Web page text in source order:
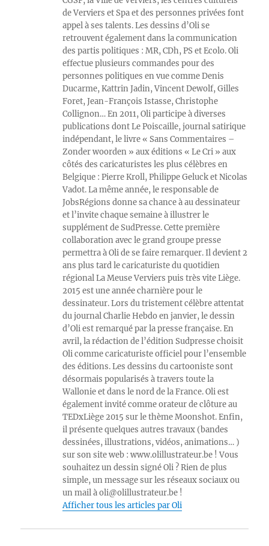
de Verviers et Spa et des personnes privées font
appel à ses talents. Les dessins d’Oli se
retrouvent également dans la communication
des partis politiques : MR, CDh, PS et Ecolo. Oli
effectue plusieurs commandes pour des
personnes politiques en vue comme Denis
Ducarme, Kattrin Jadin, Vincent Dewolf, Gilles
Foret, Jean-François Istasse, Christophe
Collignon… En 2011, Oli participe à diverses
publications dont Le Poiscaille, journal satirique
indépendant, le livre « Sans Commentaires –
Zonder woorden » aux éditions « Le Cri » aux
côtés des caricaturistes les plus célèbres en
Belgique : Pierre Kroll, Philippe Geluck et Nicolas
Vadot. La même année, le responsable de
JobsRégions donne sa chance à au dessinateur
et l’invite chaque semaine à illustrer le
supplément de SudPresse. Cette première
collaboration avec le grand groupe presse
permettra à Oli de se faire remarquer. Il devient 2
ans plus tard le caricaturiste du quotidien
régional La Meuse Verviers puis très vite Liège.
2015 est une année charnière pour le
dessinateur. Lors du tristement célèbre attentat
du journal Charlie Hebdo en janvier, le dessin
d’Oli est remarqué par la presse française. En
avril, la rédaction de l’édition Sudpresse choisit
Oli comme caricaturiste officiel pour l’ensemble
des éditions. Les dessins du cartooniste sont
désormais popularisés à travers toute la
Wallonie et dans le nord de la France. Oli est
également invité comme orateur de clôture au
TEDxLiège 2015 sur le thème Moonshot. Enfin,
il présente quelques autres travaux (bandes
dessinées, illustrations, vidéos, animations… )
sur son site web : www.olillustrateur.be ! Vous
souhaitez un dessin signé Oli ? Rien de plus
simple, un message sur les réseaux sociaux ou
un mail à oli@olillustrateur.be !
Afficher tous les articles par Oli